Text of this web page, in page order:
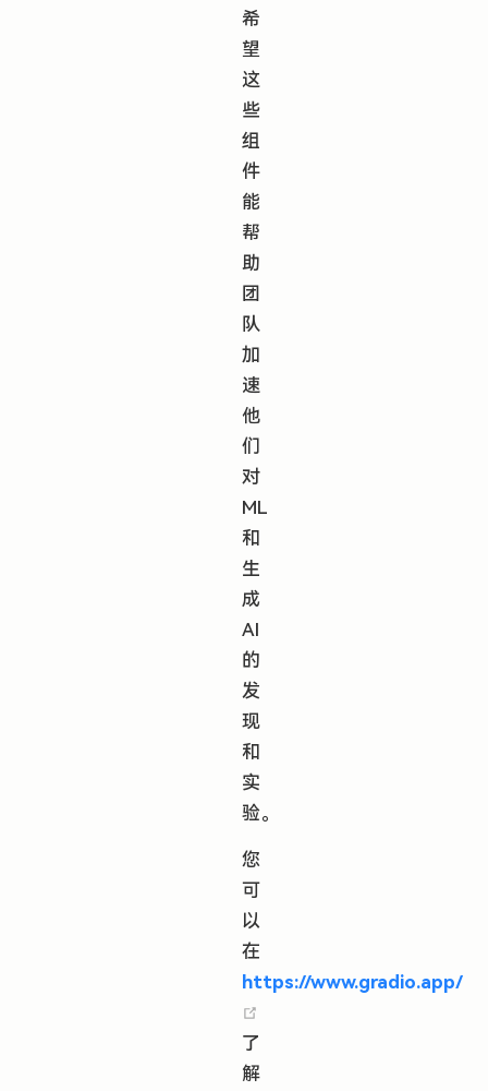
希
望
这
些
组
件
能
帮
助
团
队
加
速
他
们
对
ML
和
生
成
AI
的
发
现
和
实
验。
您
可
以
在
https://www.gradio.app/
(opens new window)
了
解